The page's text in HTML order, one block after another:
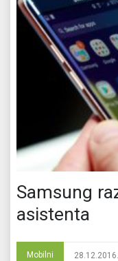
Samsung
asistenta
Mobilni 28.12.2016.